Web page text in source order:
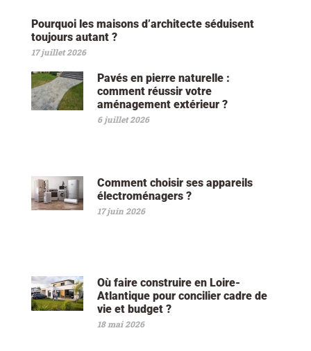
Pourquoi les maisons d’architecte séduisent
toujours autant ?
17 juillet 2026
Pavés en pierre naturelle :
comment réussir votre
aménagement extérieur ?
6 juillet 2026
Comment choisir ses appareils
électroménagers ?
17 juin 2026
Où faire construire en Loire-
Atlantique pour concilier cadre de
vie et budget ?
18 mai 2026